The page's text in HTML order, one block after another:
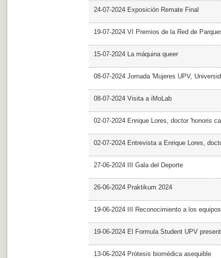
24-07-2024 Exposición Remate Final
19-07-2024 VI Premios de la Red de
15-07-2024 La máquina queer
08-07-2024 Jornada 'Mujeres UPV,
08-07-2024 Visita a iMoLab
02-07-2024 Enrique Lores, doctor 'honoris
02-07-2024 Entrevista a Enrique Lores,
27-06-2024 III Gala del Deporte
26-06-2024 Praktikum 2024
19-06-2024 III Reconocimiento a los
19-06-2024 El Formula Student UPV
13-06-2024 Prótesis biomédica asequible